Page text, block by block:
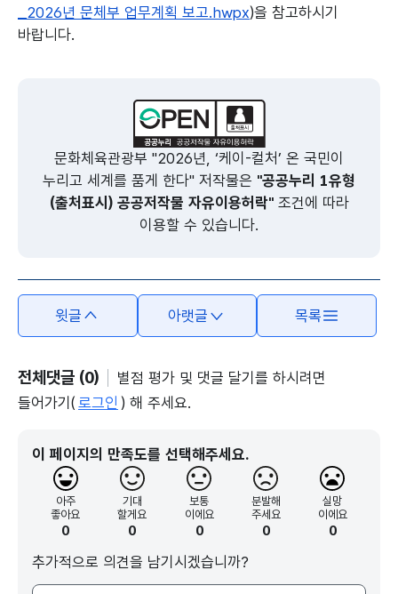
_2026년 문체부 업무계획 보고.hwpx)을 참고하시기
바랍니다.
문화체육관광부 "2026년, ‘케이-컬처’ 온 국민이
누리고 세계를 품게 한다" 저작물은 "공공누리 1유형
(출처표시) 공공저작물 자유이용허락"조건에 따라
이용할 수 있습니다.
윗글 아랫글 목록
전체댓글 (0)
별점 평가 및 댓글 달기를 하시려면
들어가기( 로그인 ) 해 주세요.
이 페이지의 만족도를 선택해주세요.
아주
좋아요
0
기대
할게요
0
보통
이에요
0
분발해
주세요
0
실망
이에요
0
추가적으로 의견을 남기시겠습니까?